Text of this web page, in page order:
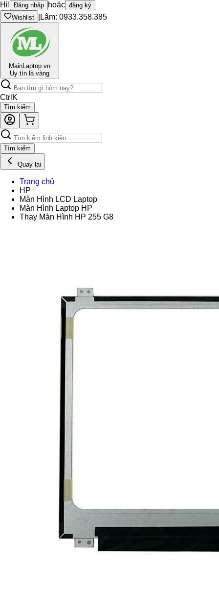
Hi! Đăng nhập hoặc đăng ký
Wishlist
Lâm: 0933.358.385
MainLaptop.vn
Uy tín là vàng
Ctrl K
Tìm kiếm
Tìm kiếm
Quay lại
Trang chủ
HP
Màn Hình LCD Laptop
Màn Hình Laptop HP
Thay Màn Hình HP 255 G8